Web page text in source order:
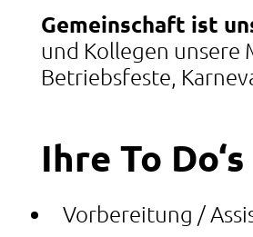
Gemeinschaft ist
und Kollegen unsere
Betriebsfeste,
Ihre To Do‘s
Vorbereitung /